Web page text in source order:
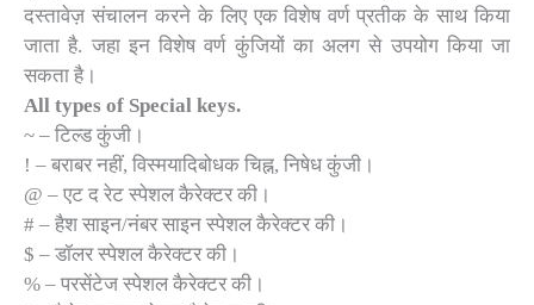
दस्तावेज़ संचालन करने के लिए एक विशेष वर्ण प्रतीक के साथ किया
जाता है. जहा इन विशेष वर्ण कुंजियों का अलग से उपयोग किया जा
सकता है।
All types of Special keys.
~ – टिल्ड कुंजी।
! – बराबर नहीं, विस्मयादिबोधक चिह्न, निषेध कुंजी।
@ – एट द रेट स्पेशल कैरेक्टर की।
# – हैश साइन/नंबर साइन स्पेशल कैरेक्टर की।
$ – डॉलर स्पेशल कैरेक्टर की।
% – परसेंटेज स्पेशल कैरेक्टर की।